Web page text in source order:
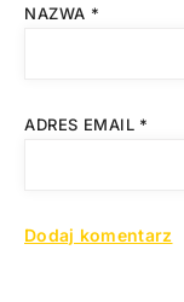
NAZWA *
ADRES EMAIL *